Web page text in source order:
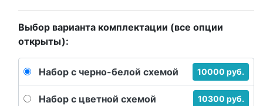
Выбор варианта комплектации (все опции
открыты):
Набор с черно-белой схемой 10000 руб.
Набор с цветной схемой 10300 руб.